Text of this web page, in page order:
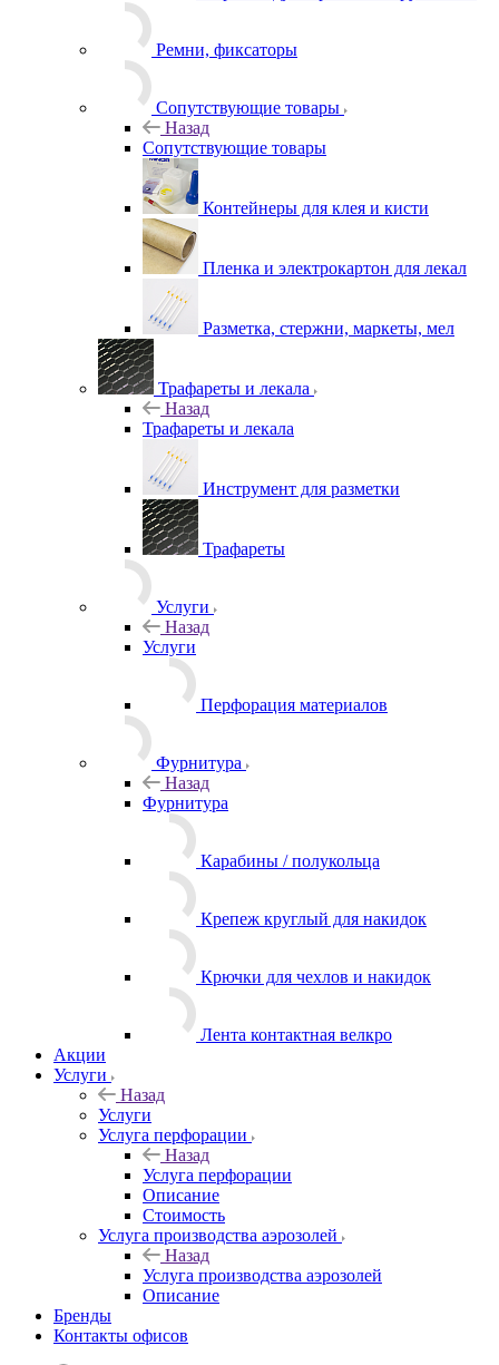
Сопутствующие товары
Назад
Сопутствующие товары
Трафареты и лекала
Назад
Трафареты и лекала
Услуги
Назад
Услуги
Фурнитура
Назад
Фурнитура
Акции
Услуги
Назад
Услуги
Услуга перфорации
Назад
Услуга перфорации
Описание
Стоимость
Услуга производства аэрозолей
Назад
Услуга производства аэрозолей
Бренды